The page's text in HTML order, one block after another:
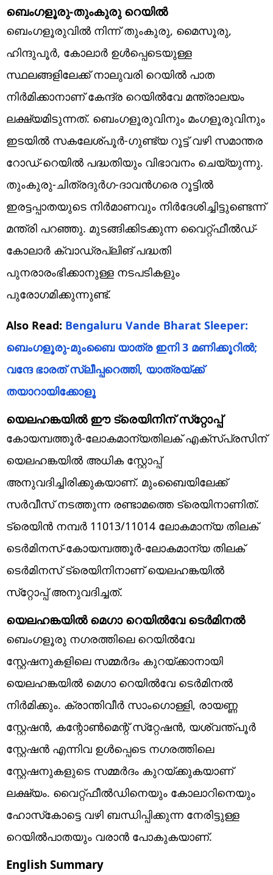
ബെംഗളൂരു-തുംകുരു റെയില്‍
ബെംഗളൂരുവില്‍ നിന്ന് തുംകുരു, മൈസൂരു,
ഹിന്ദുപൂര്‍, കോലാര്‍ ഉള്‍പ്പെടെയുള്ള
സ്ഥലങ്ങളിലേക്ക് നാലുവരി റെയില്‍ പാത
നിര്‍മിക്കാനാണ് കേന്ദ്ര റെയില്‍വേ മന്ത്രാലയം
ലക്ഷ്യമിടുന്നത്. ബെംഗളൂരുവിനും മംഗളൂരുവിനും
ഇടയില്‍ സകലേശ്പൂര്‍-ഗുണ്ട്യ റൂട്ട് വഴി സമാന്തര
റോഡ്-റെയില്‍ പദ്ധതിയും വിഭാവനം ചെയ്യുന്നു.
തുംകുരു-ചിത്രദുര്‍ഗ-ദാവന്‍ഗരെ റൂട്ടില്‍
ഇരട്ടപ്പാതയുടെ നിര്‍മാണവും നിര്‍ദേശിച്ചിട്ടുണ്ടെന്ന്
മന്ത്രി പറഞ്ഞു. മുടങ്ങിക്കിടക്കുന്ന വൈറ്റ്ഫീല്‍ഡ്-
കോലാര്‍ ക്വാഡ്രപ്ലിങ് പദ്ധതി
പുനരാരംഭിക്കാനുള്ള നടപടികളും
പുരോഗമിക്കുന്നുണ്ട്.
Also Read: Bengaluru Vande Bharat Sleeper:
ബെംഗളൂരു-മുംബൈ യാത്ര ഇനി 3 മണിക്കൂറില്‍;
വന്ദേ ഭാരത് സ്ലീപ്പറെത്തി, യാത്രയ്ക്ക്
തയാറായിക്കോളൂ
യെലഹങ്കയില്‍ ഈ ട്രെയിനിന് സ്‌റ്റോപ്പ്
കോയമ്പത്തൂര്‍-ലോകമാന്യതിലക് എക്‌സ്പ്രസിന്
യെലഹങ്കയില്‍ അധിക സ്റ്റോപ്പ്
അനുവദിച്ചിരിക്കുകയാണ്. മുംബൈയിലേക്ക്
സര്‍വീസ് നടത്തുന്ന രണ്ടാമത്തെ ട്രെയിനാണിത്.
ട്രെയിന്‍ നമ്പര്‍ 11013/11014 ലോകമാന്യ തിലക്
ടെര്‍മിനസ്-കോയമ്പത്തൂര്‍-ലോകമാന്യ തിലക്
ടെര്‍മിനസ് ട്രെയിനിനാണ് യെലഹങ്കയില്‍
സ്‌റ്റോപ്പ് അനുവദിച്ചത്.
യെലഹങ്കയില്‍ മെഗാ റെയില്‍വേ ടെര്‍മിനല്‍
ബെംഗളൂരു നഗരത്തിലെ റെയില്‍വേ
സ്റ്റേഷനുകളിലെ സമ്മര്‍ദം കുറയ്ക്കാനായി
യെലഹങ്കയില്‍ മെഗാ റെയില്‍വേ ടെര്‍മിനല്‍
നിര്‍മിക്കും. ക്രാന്തിവീര്‍ സാംഗൊള്ളി, രായണ്ണ
സ്റ്റേഷന്‍, കന്റോണ്‍മെന്റ് സ്‌റ്റേഷന്‍, യശ്വന്ത്പൂര്‍
സ്റ്റേഷന്‍ എന്നിവ ഉള്‍പ്പെടെ നഗരത്തിലെ
സ്റ്റേഷനുകളുടെ സമ്മര്‍ദം കുറയ്ക്കുകയാണ്
ലക്ഷ്യം. വൈറ്റ്ഫീല്‍ഡിനെയും കോലാറിനെയും
ഹോസ്‌കോട്ടെ വഴി ബന്ധിപ്പിക്കുന്ന നേരിട്ടുള്ള
റെയില്‍പാതയും വരാന്‍ പോകുകയാണ്.
English Summary